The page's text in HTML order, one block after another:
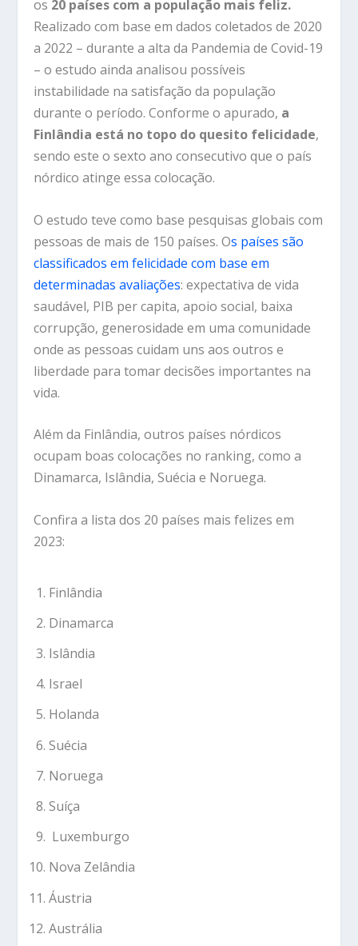
os 20 países com a população mais feliz.
Realizado com base em dados coletados de 2020
a 2022 – durante a alta da Pandemia de Covid-19
– o estudo ainda analisou possíveis
instabilidade na satisfação da população
durante o período. Conforme o apurado, a
Finlândia está no topo do quesito felicidade,
sendo este o sexto ano consecutivo que o país
nórdico atinge essa colocação.
O estudo teve como base pesquisas globais com
pessoas de mais de 150 países. Os países são
classificados em felicidade com base em
determinadas avaliações: expectativa de vida
saudável, PIB per capita, apoio social, baixa
corrupção, generosidade em uma comunidade
onde as pessoas cuidam uns aos outros e
liberdade para tomar decisões importantes na
vida.
Além da Finlândia, outros países nórdicos
ocupam boas colocações no ranking, como a
Dinamarca, Islândia, Suécia e Noruega.
Confira a lista dos 20 países mais felizes em
2023:
Finlândia
Dinamarca
Islândia
Israel
Holanda
Suécia
Noruega
Suíça
Luxemburgo
Nova Zelândia
Áustria
Austrália